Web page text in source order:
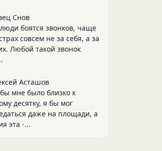
Снов
боятся звонков, чаще
совсем не за себя, а за
Любой такой звонок
Асташов
мне было близко к
десятку, я бы мог
даже на площади, а
эта -...